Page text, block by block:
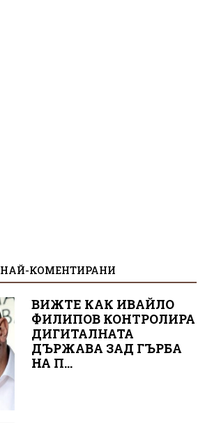
НАЙ-КОМЕНТИРАНИ
ВИЖТЕ КАК ИВАЙЛО
ФИЛИПОВ КОНТРОЛИРА
ДИГИТАЛНАТА
ДЪРЖАВА ЗАД ГЪРБА
НА П...